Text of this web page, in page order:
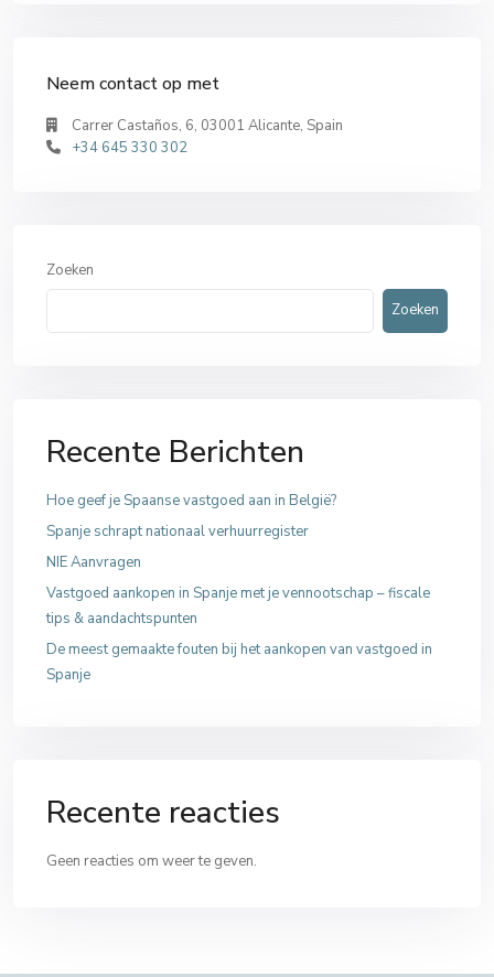
Neem contact op met
Carrer Castaños, 6, 03001 Alicante, Spain
+34 645 330 302
Zoeken
Zoeken
Recente Berichten
Hoe geef je Spaanse vastgoed aan in België?
Spanje schrapt nationaal verhuurregister
NIE Aanvragen
Vastgoed aankopen in Spanje met je vennootschap – fiscale
tips & aandachtspunten
De meest gemaakte fouten bij het aankopen van vastgoed in
Spanje
Recente reacties
Geen reacties om weer te geven.